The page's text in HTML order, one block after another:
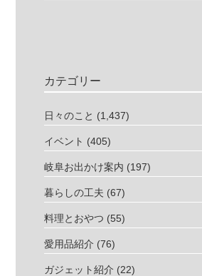
カテゴリー
日々のこと (1,437)
イベント (405)
岐阜お出かけ案内 (197)
暮らしの工夫 (67)
料理とおやつ (55)
愛用品紹介 (76)
ガジェット紹介 (22)